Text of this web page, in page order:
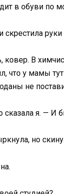
в обуви по
скрестила руки
В
что у мамы тут
не
сказала я. — И
но